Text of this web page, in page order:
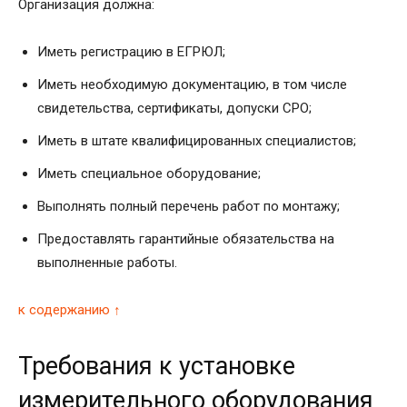
Организация должна:
Иметь регистрацию в ЕГРЮЛ;
Иметь необходимую документацию, в том числе
свидетельства, сертификаты, допуски СРО;
Иметь в штате квалифицированных специалистов;
Иметь специальное оборудование;
Выполнять полный перечень работ по монтажу;
Предоставлять гарантийные обязательства на
выполненные работы.
к содержанию ↑
Требования к установке
измерительного оборудования